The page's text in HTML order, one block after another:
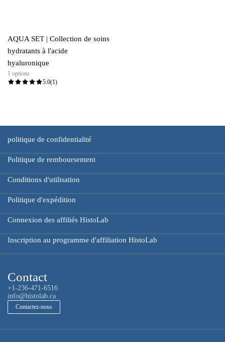
AQUA SET | Collection de soins
hydratants à l'acide
hyaluronique
1 options
5.0(1)
politique de confidentialité
Politique de remboursement
Conditions d'utilisation
Politique d'expédition
Connexion des affiliés HistoLab
Inscription au programme d'affiliation HistoLab
Contact
+1-236-471-6516
info@histolab.ca
Contactez-nous